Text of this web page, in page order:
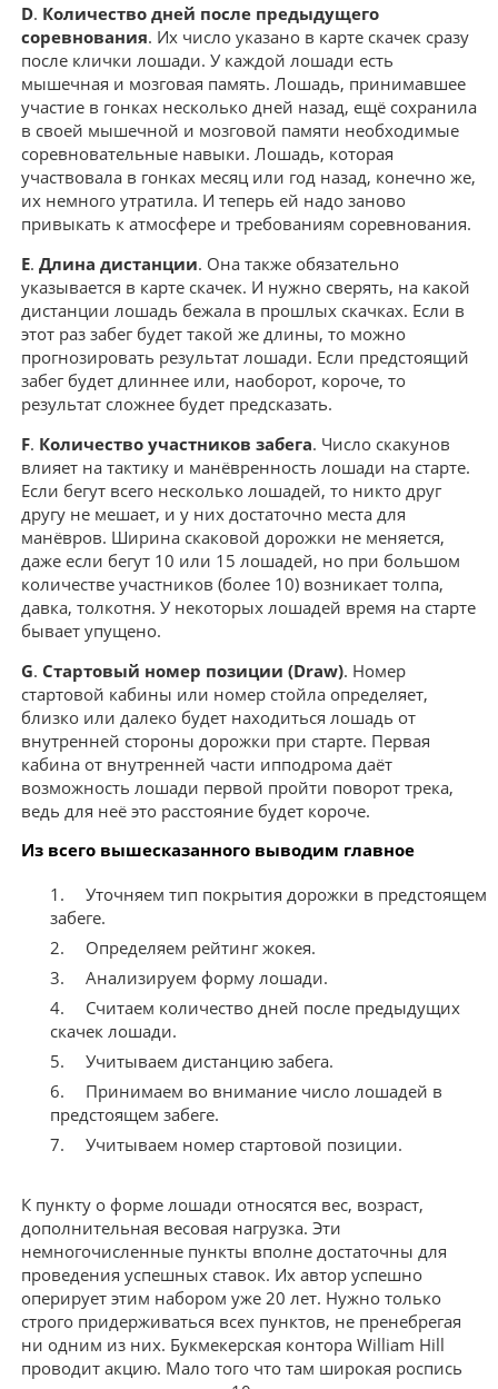
D. Количество дней после предыдущего
соревнования. Их число указано в карте скачек сразу
после клички лошади. У каждой лошади есть
мышечная и мозговая память. Лошадь, принимавшее
участие в гонках несколько дней назад, ещё сохранила
в своей мышечной и мозговой памяти необходимые
соревновательные навыки. Лошадь, которая
участвовала в гонках месяц или год назад, конечно же,
их немного утратила. И теперь ей надо заново
привыкать к атмосфере и требованиям соревнования.
E. Длина дистанции. Она также обязательно
указывается в карте скачек. И нужно сверять, на какой
дистанции лошадь бежала в прошлых скачках. Если в
этот раз забег будет такой же длины, то можно
прогнозировать результат лошади. Если предстоящий
забег будет длиннее или, наоборот, короче, то
результат сложнее будет предсказать.
F. Количество участников забега. Число скакунов
влияет на тактику и манёвренность лошади на старте.
Если бегут всего несколько лошадей, то никто друг
другу не мешает, и у них достаточно места для
манёвров. Ширина скаковой дорожки не меняется,
даже если бегут 10 или 15 лошадей, но при большом
количестве участников (более 10) возникает толпа,
давка, толкотня. У некоторых лошадей время на старте
бывает упущено.
G. Стартовый номер позиции (Draw). Номер
стартовой кабины или номер стойла определяет,
близко или далеко будет находиться лошадь от
внутренней стороны дорожки при старте. Первая
кабина от внутренней части ипподрома даёт
возможность лошади первой пройти поворот трека,
ведь для неё это расстояние будет короче.
Из всего вышесказанного выводим главное
Уточняем тип покрытия дорожки в предстоящем
забеге.
Определяем рейтинг жокея.
Анализируем форму лошади.
Считаем количество дней после предыдущих
скачек лошади.
Учитываем дистанцию забега.
Принимаем во внимание число лошадей в
предстоящем забеге.
Учитываем номер стартовой позиции.
К пункту о форме лошади относятся вес, возраст,
дополнительная весовая нагрузка. Эти
немногочисленные пункты вполне достаточны для
проведения успешных ставок. Их автор успешно
оперирует этим набором уже 20 лет. Нужно только
строго придерживаться всех пунктов, не пренебрегая
ни одним из них. Букмекерская контора William Hill
проводит акцию. Мало того что там широкая роспись